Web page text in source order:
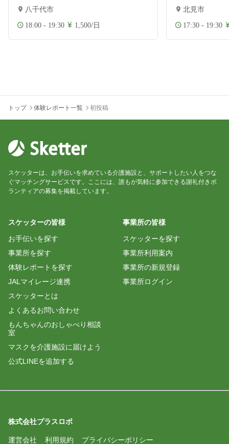
八千代市
18:00 - 19:30 1,500/日
北見市
17:30 - 19:30
トップ 体験レポート一覧 初投稿
スケッターは、お手伝いを求めている介護施設と、サポートしたい人をつな
ぐマッチングサービスです。ここには、誰もが気軽に参加できる謝礼付きボ
ランティアの募集を掲載しています。
スケッターの皆様
お手伝いを探す
事業所を探す
体験レポートを探す
JALマイレージ連携
スケッターとは
よくあるお問い合わせ
もんちゃんのおしゃべり相談
室
マスクを介護施設に届けよう
公式LINEを追加する
事業所の皆様
スケッターを探す
事業所利用案内
事業所の新規登録
事業所ログイン
株式会社プラスロボ
運営会社 利用規約 プライバシーポリシー